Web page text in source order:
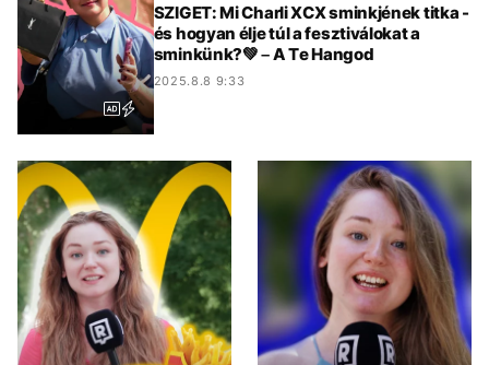
SZIGET: Mi Charli XCX sminkjének titka -
és hogyan élje túl a fesztiválokat a
sminkünk?💚 – A Te Hangod
2025.8.8 9:33